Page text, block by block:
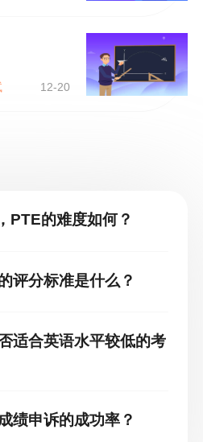
12-20
PTE的难度如何？
评分标准是什么？
适合英语水平较低的考
绩申诉的成功率？